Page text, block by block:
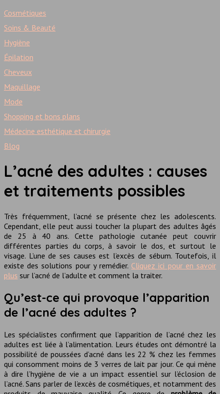
Cosmétiques
Soins & Beauté
Hygiène
Épilation
Cheveux
Maquillage
Mode
Shopping et bons plans
Médecine esthétique et chirurgie
Blog
L’acné des adultes : causes
et traitements possibles
Très fréquemment, l’acné se présente chez les adolescents.
Cependant, elle peut aussi toucher la plupart des adultes âgés
de 25 à 40 ans. Cette pathologie cutanée peut couvrir
différentes parties du corps, à savoir le dos, et surtout le
visage. L’une de ses causes est l’excès de sébum. Toutefois, il
existe des solutions pour y remédier. Cliquez ici pour en savoir
plus sur l’acné de l’adulte et comment la traiter.
Qu’est-ce qui provoque l’apparition
de l’acné des adultes ?
Les spécialistes confirment que l’apparition de l’acné chez les
adultes est liée à l’alimentation. Leurs études ont démontré la
possibilité de poussées d’acné dans les 22 % chez les femmes
qui consomment moins de 3 verres de lait par jour. Ce qui mène
à dire l’hygiène de vie a un impact essentiel sur l’éclosion de
l’acné. Sans parler de l’excès de cosmétiques, et notamment des